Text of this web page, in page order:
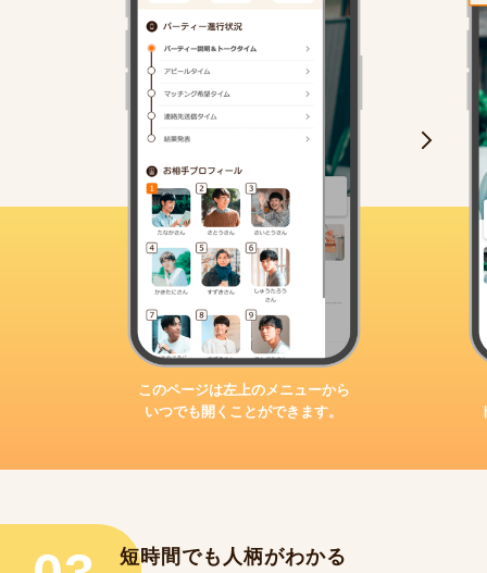
このページは左上のメニューから
いつでも開くことができます。
短時間でも人柄がわかる